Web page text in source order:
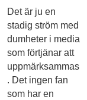
Det är ju en
stadig ström med
dumheter i media
som förtjänar att
uppmärksammas
. Det ingen fan
som har en